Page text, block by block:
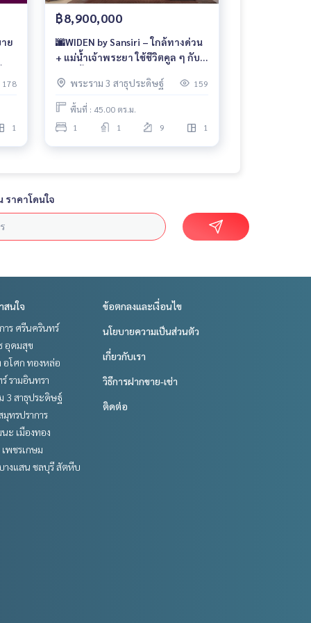
ย
178
1
฿8,900,000
🌆WIDEN by Sansiri – ใกล้ทางด่วน
+ แม่น้ำเจ้าพระยา ใช้ชีวิตคูล ๆ กับ
8.9 ล้าน 📞065-4496399💚LINE:
@wsrcondo
พระราม 3 สาธุประดิษฐ์ 159
พื้นที่ : 45.00 ตร.ม.
1
1 9 1
ราคาโดนใจ
สนใจ
ร ศรีนครินทร์
อุดมสุข
อโศก ทองหล่อ
รามอินทรา
3 สาธุประดิษฐ์
มุทรปราการ
ะ เมืองทอง
พชรเกษม
างแสน ชลบุรี สัตหีบ
ข้อตกลงและเงื่อนไข
นโยบายความเป็นส่วนตัว
เกี่ยวกับเรา
วิธีการฝากขาย-เช่า
ติดต่อ